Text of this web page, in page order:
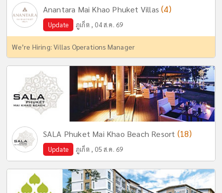
Anantara Mai Khao Phuket Villas(4)
Update ภูเก็ต , 04 ส.ค. 69
We’re Hiring: Villas Operations Manager
SALA Phuket Mai Khao Beach Resort (18)
Update ภูเก็ต , 05 ส.ค. 69